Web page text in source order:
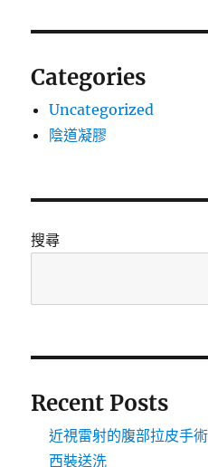
Categories
Uncategorized
陰道凝膠
搜尋
Recent Posts
近視雷射的腹部拉皮手
西裝送洗